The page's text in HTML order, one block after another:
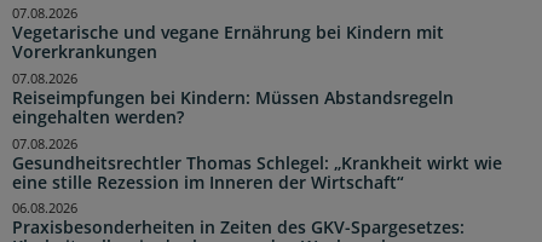
Vegetarische und vegane Ernährung bei Kindern mit
Vorerkrankungen
07.08.2026
Reiseimpfungen bei Kindern: Müssen Abstandsregeln
eingehalten werden?
07.08.2026
Gesundheitsrechtler Thomas Schlegel: „Krankheit wirkt wie
eine stille Rezession im Inneren der Wirtschaft“
07.08.2026
Praxisbesonderheiten in Zeiten des GKV-Spargesetzes:
06.08.2026